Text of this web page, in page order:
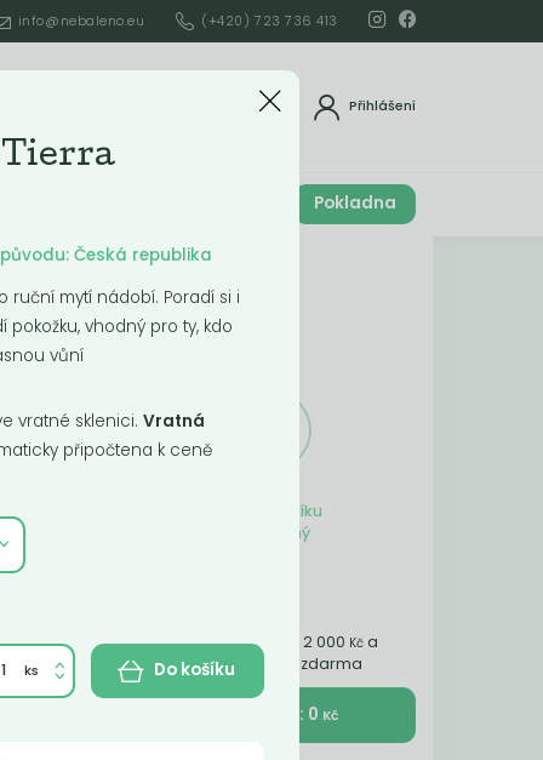
info@nebaleno.eu (+420) 723 736 413
Přihlášení
Pokladna
Obsah košíku
je prázdný
Nakupte ještě za 2 000 Kč a
získáte dopravu zdarma
K pokladně : 0 Kč
Tierra
Česká republika
ruční mytí nádobí. Poradí si i
pokožku, vhodný pro ty, kdo
vůní
vratné sklenici. Vratná
připočtena k ceně
Do košíku